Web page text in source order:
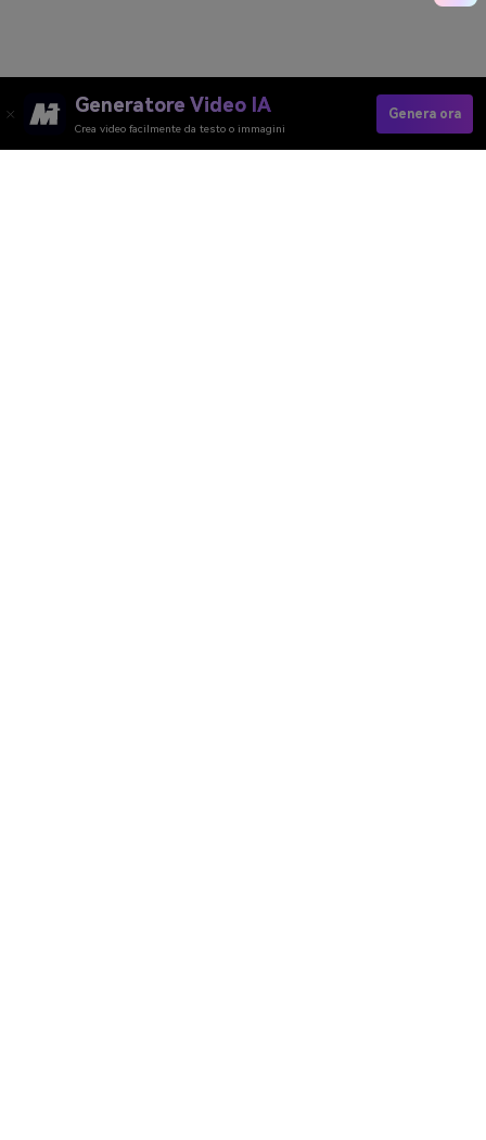
Generatore Video IA
Crea video facilmente da testo o immagini
Genera ora